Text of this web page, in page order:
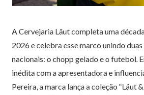
A Cervejaria Läut completa uma
2026 e celebra esse marco unindo
nacionais: o chopp gelado e o futebol.
inédita com a apresentadora e
Pereira, a marca lança a coleção “Läut